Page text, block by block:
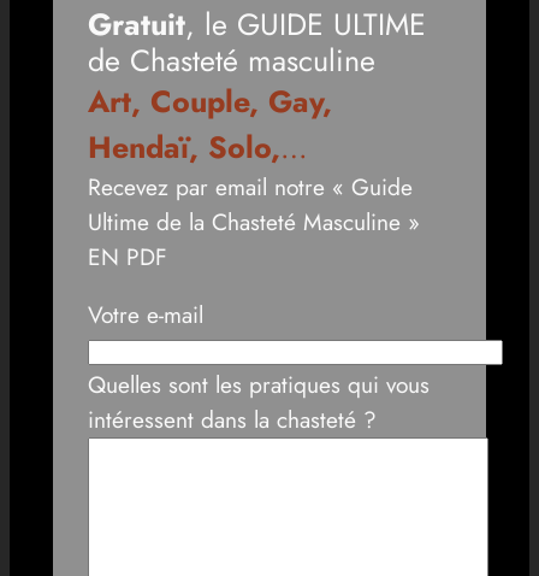
Gratuit, le GUIDE ULTIME
de Chasteté masculine
Art, Couple, Gay,
Hendaï, Solo,…
Recevez par email notre « Guide
Ultime de la Chasteté Masculine »
EN PDF
Votre e-mail
Quelles sont les pratiques qui vous
intéressent dans la chasteté ?